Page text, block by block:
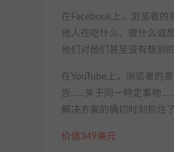
在Facebook上，浏览者
他人在吃什么、做什么或
他们对他们甚至没有想到
在YouTube上，浏览者的
告……关于同一特定事物
解决方案的确切时刻抓住
价值349美元